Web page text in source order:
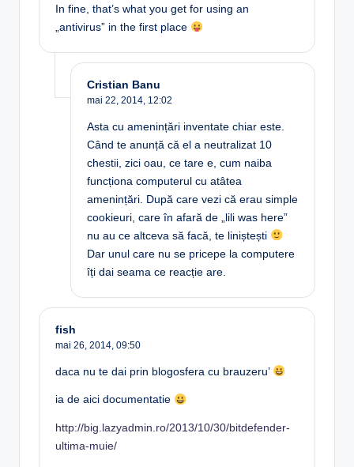
In fine, that’s what you get for using an
„antivirus” in the first place
Cristian Banu
mai 22, 2014, 12:02
Asta cu amenințări inventate chiar este.
Când te anunță că el a neutralizat 10
chestii, zici oau, ce tare e, cum naiba
funcționa computerul cu atâtea
amenințări. După care vezi că erau simple
cookieuri, care în afară de „lili was here”
nu au ce altceva să facă, te liniștești
Dar unul care nu se pricepe la computere
îți dai seama ce reacție are.
fish
mai 26, 2014, 09:50
daca nu te dai prin blogosfera cu brauzeru’
ia de aici documentatie
http://big.lazyadmin.ro/2013/10/30/bitdefender-
ultima-muie/